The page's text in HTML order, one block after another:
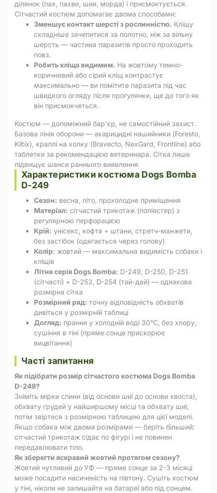
ділянок (пах, пахви, шия, морда) і присмоктується.
Сітчастий костюм допомагає двома способами:
Зменшує контакт шерсті з рослинністю. Кліщу
складніше зачепитися за полотно, ніж за вільну
шерсть — частина паразитів просто проходить
повз.
Робить кліща видимим. На жовтому темно-
коричневий або сірий кліщ контрастує
максимально — ви помітите паразита під час
швидкого огляду після прогулянки, ще до того як
він присмокчеться.
Костюм — допоміжний бар'єр, не самостійний захист.
Базова лінія оборони — акарицидні нашийники (Foresto,
Kiltix), краплі на холку (Bravecto, NexGard, Frontline) або
таблетки за рекомендацією ветеринара. Сітка лише
підвищує шанси раннього виявлення.
Характеристики костюма Dogs Bomba
D-249
Сезон: весна, літо, прохолодне приміщення
Матеріал: сітчастий трикотаж (поліестер) з
регулярною перфорацією
Крій: унісекс, кофта + штани, стретч-манжети,
без застібок (одягається через голову)
Колір: жовтий — максимальна видимість собаки і
кліщів
Літня серія Dogs Bomba: D-249, D-250, D-251
(сітчасті) + D-253, D-254 (тай-дай) — однакова
розмірна сітка
Розмірний ряд: точну відповідність обхватів
дивіться у розмірній таблиці
Догляд: прання у холодній воді 30°C, без хлору,
сушіння в тіні (пряме сонце прискорює
вицвітання)
Часті запитання
Як підібрати розмір сітчастого костюма Dogs Bomba
D-249?
Зніміть мірки спини (від основи шиї до основи хвоста),
обхвату грудей у найширшому місці та обхвату шиї,
потім звіртеся з розмірною таблицею для цієї моделі.
Якщо собака між двома розмірами — беріть більший:
сітчастий трикотаж сідає по фігурі і не повинен
передавлювати тіло.
Як зберегти яскравий жовтий протягом сезону?
Жовтий чутливий до УФ — пряме сонце за 2-3 місяці
може посадити насиченість на півтону. Сушіть костюм
у тіні, ніколи не залишайте на батареї або під сонцем.